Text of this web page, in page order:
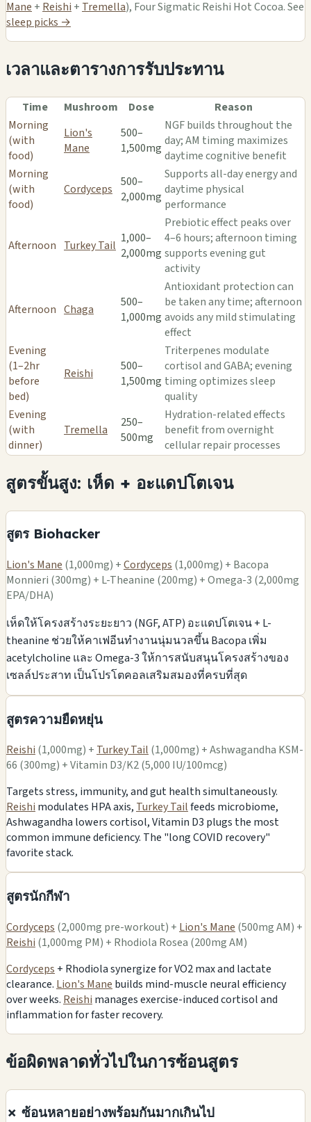
Mane + Reishi + Tremella), Four Sigmatic Reishi Hot Cocoa. See
sleep picks →
เวลาและตารางการรับประทาน
Time Mushroom Dose
Reason
Morning
(with
food)
Lion's
Mane
500–
1,500mg
NGF builds throughout the
day; AM timing maximizes
daytime cognitive benefit
Morning
(with
food)
Cordyceps 500–
2,000mg
Supports all-day energy and
daytime physical
performance
Afternoon Turkey Tail 1,000–
2,000mg
Prebiotic effect peaks over
4–6 hours; afternoon timing
supports evening gut
activity
Afternoon Chaga
500–
1,000mg
Antioxidant protection can
be taken any time; afternoon
avoids any mild stimulating
effect
Evening
(1–2hr
before
bed)
Reishi
500–
1,500mg
Triterpenes modulate
cortisol and GABA; evening
timing optimizes sleep
quality
Evening
(with
dinner)
Tremella
250–
500mg
Hydration-related effects
benefit from overnight
cellular repair processes
สูตรขั้นสูง: เห็ด + อะแดปโตเจน
สูตร Biohacker
Lion's Mane (1,000mg) +Cordyceps (1,000mg) + Bacopa
Monnieri (300mg) + L-Theanine (200mg) + Omega-3 (2,000mg
EPA/DHA)
เห็ดให้โครงสร้างระยะยาว (NGF, ATP) อะแดปโตเจน + L-
theanine ช่วยให้คาเฟอีนทำงานนุ่มนวลขึ้น Bacopa เพิ่ม
acetylcholine และ Omega-3 ให้การสนับสนุนโครงสร้างของ
เซลล์ประสาท เป็นโปรโตคอลเสริมสมองที่ครบที่สุด
สูตรความยืดหยุ่น
Reishi(1,000mg) +Turkey Tail(1,000mg) + Ashwagandha KSM-
66 (300mg) + Vitamin D3/K2 (5,000 IU/100mcg)
Targets stress, immunity, and gut health simultaneously.
Reishimodulates HPA axis,Turkey Tailfeeds microbiome,
Ashwagandha lowers cortisol, Vitamin D3 plugs the most
common immune deficiency. The "long COVID recovery"
favorite stack.
สูตรนักกีฬา
Cordyceps (2,000mg pre-workout) + Lion's Mane (500mg AM) +
Reishi (1,000mg PM) + Rhodiola Rosea (200mg AM)
Cordyceps + Rhodiola synergize for VO2 max and lactate
clearance. Lion's Mane builds mind-muscle neural efficiency
over weeks. Reishi manages exercise-induced cortisol and
inflammation for faster recovery.
ข้อผิดพลาดทั่วไปในการซ้อนสูตร
✗ ซ้อนหลายอย่างพร้อมกันมากเกินไป